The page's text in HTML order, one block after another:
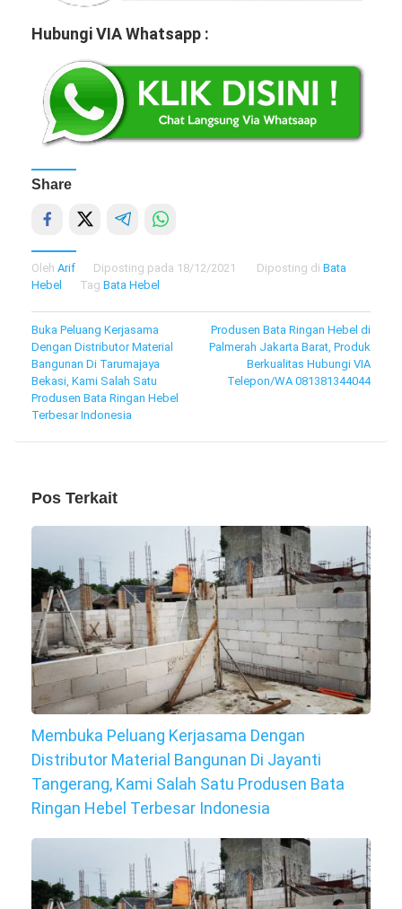
Hubungi VIA Whatsapp :
Share
Oleh Arif Diposting pada 18/12/2021 Diposting di Bata
Hebel
Tag Bata Hebel
Navigasi
pos
Buka Peluang Kerjasama
Dengan Distributor Material
Bangunan Di Tarumajaya
Bekasi, Kami Salah Satu
Produsen Bata Ringan Hebel
Terbesar Indonesia
Produsen Bata Ringan Hebel di
Palmerah Jakarta Barat, Produk
Berkualitas Hubungi VIA
Telepon/WA 081381344044
Pos Terkait
Membuka Peluang Kerjasama Dengan
Distributor Material Bangunan Di Jayanti
Tangerang, Kami Salah Satu Produsen Bata
Ringan Hebel Terbesar Indonesia